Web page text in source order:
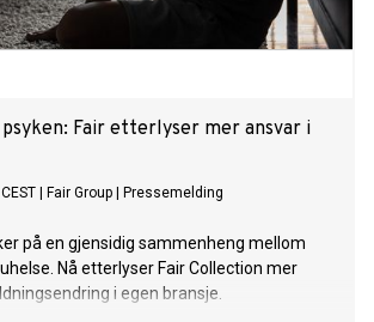
Fair etterlyser mer ansvar i
Fair Group Pressemelding
på en gjensidig sammenheng mellom
Nå etterlyser Fair Collection mer
i egen bransje.